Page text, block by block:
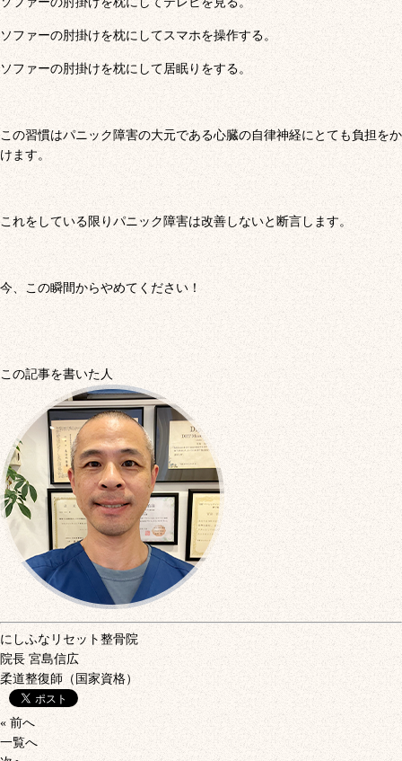
ソファーの肘掛けを枕にしてスマホを操作する。
ソファーの肘掛けを枕にして居眠りをする。
この習慣はパニック障害の大元である心臓の自律神経にとても負担をか
けます。
これをしている限りパニック障害は改善しないと断言します。
今、この瞬間からやめてください！
この記事を書いた人
にしふなリセット整骨院
院長 宮島信広
柔道整復師（国家資格）
« 前へ
一覧へ